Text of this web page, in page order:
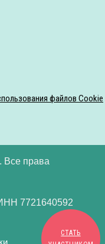
СТАТЬ
файлов Cookie
Все права
7721640592